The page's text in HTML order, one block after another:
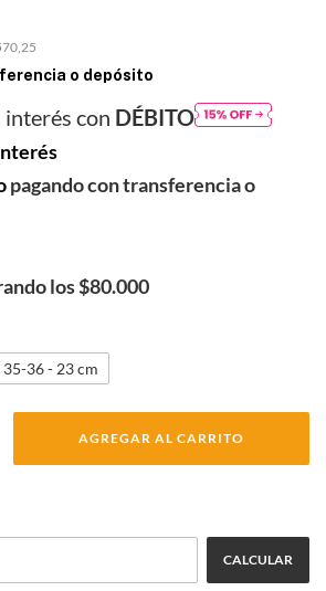
o depósito
interés con DÉBITO
pagando con transferencia o
los$80.000
35-36 - 23 cm
CALCULAR